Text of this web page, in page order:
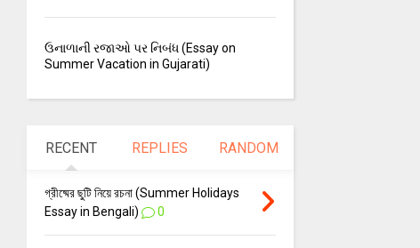
ઉનાળાની રજાઓ પર નિબંધ (Essay on
Summer Vacation in Gujarati)
RECENT REPLIES RANDOM
গ্রীষ্মের ছুটি নিয়ে রচনা (Summer Holidays
Essay in Bengali)
0